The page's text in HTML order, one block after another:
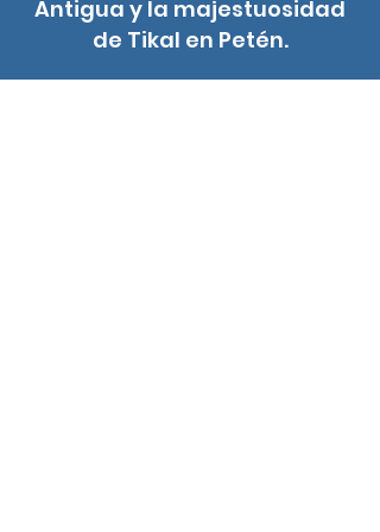
Antigua y la majestuosidad
de Tikal en Petén.